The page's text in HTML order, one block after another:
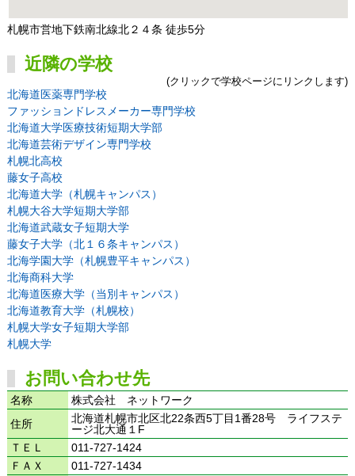
札幌市営地下鉄南北線北２４条 徒歩5分
近隣の学校
(クリックで学校ページにリンクします)
北海道医薬専門学校
ファッションドレスメーカー専門学校
北海道大学医療技術短期大学部
北海道芸術デザイン専門学校
札幌北高校
藤女子高校
北海道大学（札幌キャンパス）
札幌大谷大学短期大学部
北海道武蔵女子短期大学
藤女子大学（北１６条キャンパス）
北海学園大学（札幌豊平キャンパス）
北海商科大学
北海道医療大学（当別キャンパス）
北海道教育大学（札幌校）
札幌大学女子短期大学部
札幌大学
お問い合わせ先
名称
株式会社 ネットワーク
住所
北海道札幌市北区北22条西5丁目1番28号 ライフステ
ージ北大通１F
ＴＥＬ
011-727-1424
ＦＡＸ
011-727-1434